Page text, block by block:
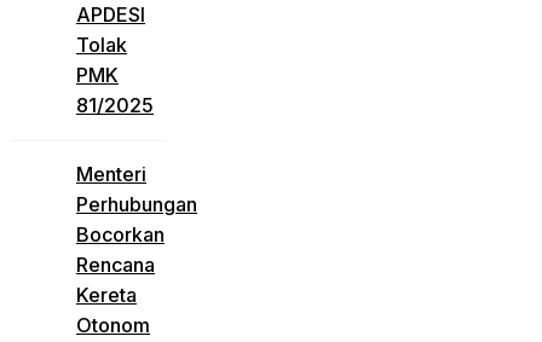
APDESI
Tolak
PMK
81/2025
Menteri
Perhubungan
Bocorkan
Rencana
Kereta
Otonom